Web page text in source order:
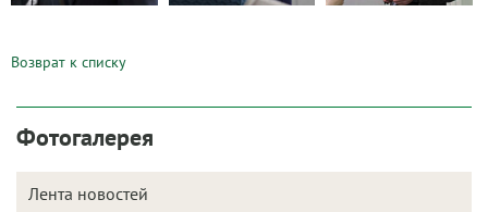
Возврат к списку
Фотогалерея
Лента новостей